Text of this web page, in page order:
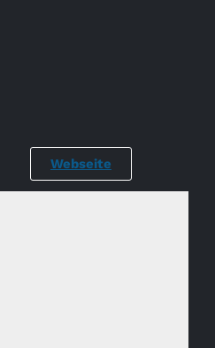
Webseite